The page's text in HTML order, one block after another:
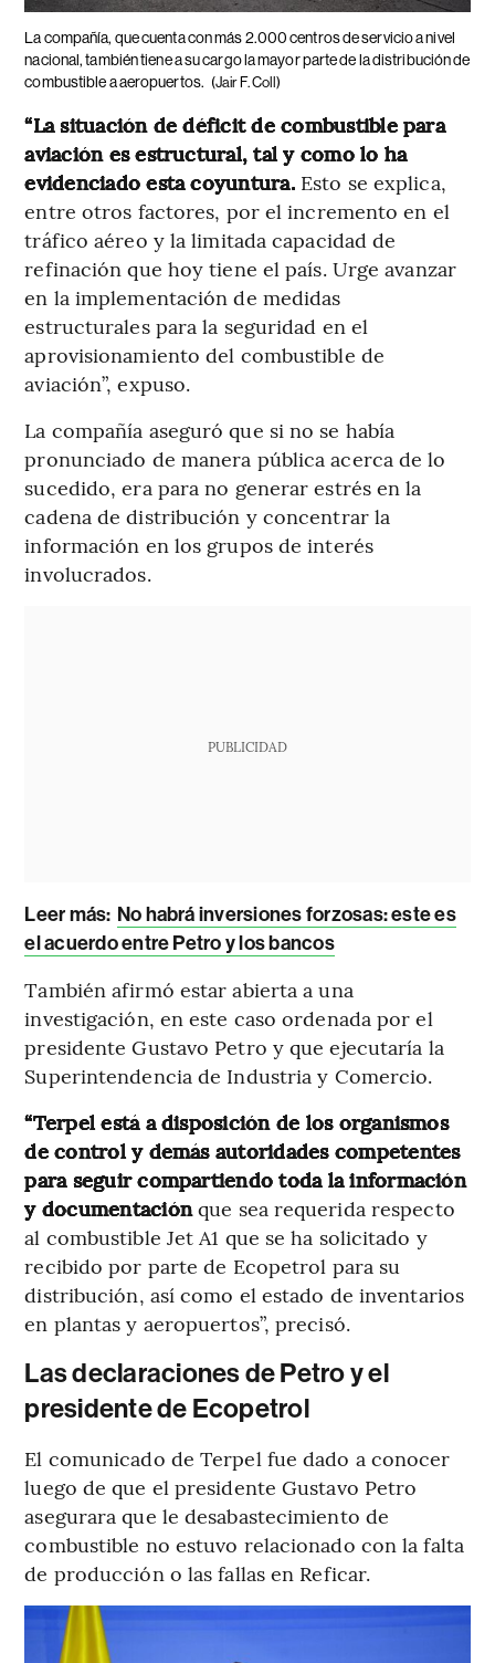
La compañía, que cuenta con más 2.000 centros de servicio a nivel
nacional, también tiene a su cargo la mayor parte de la distribución de
combustible a aeropuertos. (Jair F. Coll)
“La situación de déficit de combustible para
aviación es estructural, tal y como lo ha
evidenciado esta coyuntura. Esto se explica,
entre otros factores, por el incremento en el
tráfico aéreo y la limitada capacidad de
refinación que hoy tiene el país. Urge avanzar
en la implementación de medidas
estructurales para la seguridad en el
aprovisionamiento del combustible de
aviación”, expuso.
La compañía aseguró que si no se había
pronunciado de manera pública acerca de lo
sucedido, era para no generar estrés en la
cadena de distribución y concentrar la
información en los grupos de interés
involucrados.
PUBLICIDAD
Leer más: No habrá inversiones forzosas: este es
el acuerdo entre Petro y los bancos
También afirmó estar abierta a una
investigación, en este caso ordenada por el
presidente Gustavo Petro y que ejecutaría la
Superintendencia de Industria y Comercio.
“Terpel está a disposición de los organismos
de control y demás autoridades competentes
para seguir compartiendo toda la información
y documentaciónque sea requerida respecto
al combustible Jet A1 que se ha solicitado y
recibido por parte de Ecopetrol para su
distribución, así como el estado de inventarios
en plantas y aeropuertos”, precisó.
Las declaraciones de Petro y el
presidente de Ecopetrol
El comunicado de Terpel fue dado a conocer
luego de que el presidente Gustavo Petro
asegurara que le desabastecimiento de
combustible no estuvo relacionado con la falta
de producción o las fallas en Reficar.